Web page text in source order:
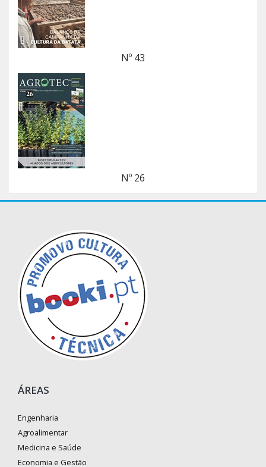
Nº 43
Nº 26
ÁREAS
Engenharia
Agroalimentar
Medicina e Saúde
Economia e Gestão